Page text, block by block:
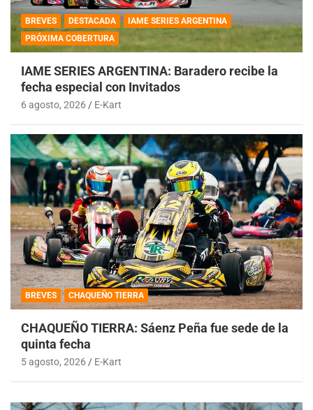
BREVES DESTACADA
IAME SERIES ARGENTINA
PRÓXIMA COBERTURA
IAME SERIES ARGENTINA: Baradero recibe la
fecha especial con Invitados
6 agosto, 2026 E-Kart
BREVES CHAQUEÑO TIERRA
CHAQUEÑO TIERRA: Sáenz Peña fue sede de la
quinta fecha
5 agosto, 2026 E-Kart